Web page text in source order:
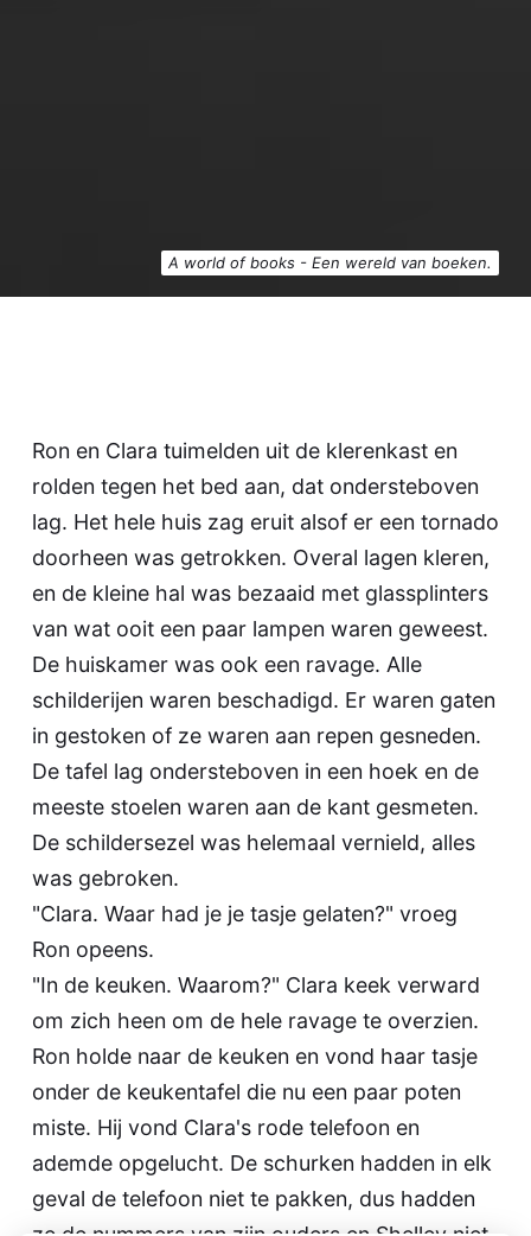
A world of books - Een wereld van boeken.
Ron en Clara tuimelden uit de klerenkast en
rolden tegen het bed aan, dat ondersteboven
lag. Het hele huis zag eruit alsof er een tornado
doorheen was getrokken. Overal lagen kleren,
en de kleine hal was bezaaid met glassplinters
van wat ooit een paar lampen waren geweest.
De huiskamer was ook een ravage. Alle
schilderijen waren beschadigd. Er waren gaten
in gestoken of ze waren aan repen gesneden.
De tafel lag ondersteboven in een hoek en de
meeste stoelen waren aan de kant gesmeten.
De schildersezel was helemaal vernield, alles
was gebroken.
"Clara. Waar had je je tasje gelaten?" vroeg
Ron opeens.
"In de keuken. Waarom?" Clara keek verward
om zich heen om de hele ravage te overzien.
Ron holde naar de keuken en vond haar tasje
onder de keukentafel die nu een paar poten
miste. Hij vond Clara's rode telefoon en
ademde opgelucht. De schurken hadden in elk
geval de telefoon niet te pakken, dus hadden